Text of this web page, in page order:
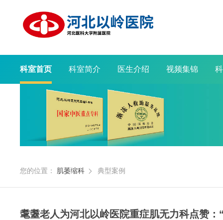
科室首页 科室简介 医生介绍 视频集锦
您的位置： 肌萎缩科  典型案例
耄耋老人为河北以岭医院重症肌无力科点赞